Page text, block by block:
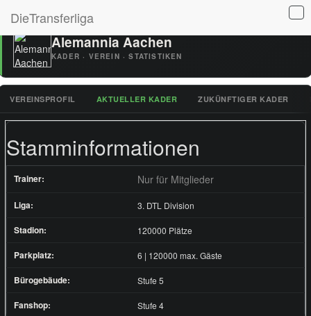
DieTransferliga
Alemannia Aachen
KADER · VEREIN · STATISTIKEN
VEREINSPROFIL AKTUELLER KADER ZUKÜNFTIGER KADER
Stamminformationen
Trainer: Nur für Mitglieder
Liga: 3. DTL Division
Stadion: 120000 Plätze
Parkplatz: 6 | 120000 max. Gäste
Bürogebäude: Stufe 5
Fanshop: Stufe 4